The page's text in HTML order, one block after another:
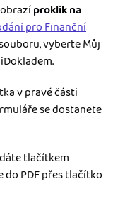
proklik na
pro Finanční
vyberte Můj
v pravé části
se dostanete
tlačítkem
do PDF přes tlačítko